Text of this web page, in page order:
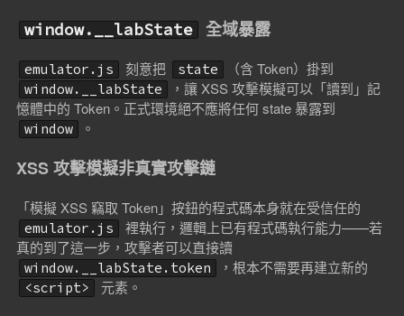
window.__labState 全域暴露
emulator.js 刻意把 state （含 Token）掛到
window.__labState
，讓 XSS 攻擊模擬可以「讀到」記
憶體中的 Token。正式環境絕不應將任何 state 暴露到
window 。
XSS 攻擊模擬非真實攻擊鏈
「模擬 XSS 竊取 Token」按鈕的程式碼本身就在受信任的
emulator.js
裡執行，邏輯上已有程式碼執行能力——若
真的到了這一步，攻擊者可以直接讀
window.__labState.token ，根本不需要再建立新的
<script> 元素。